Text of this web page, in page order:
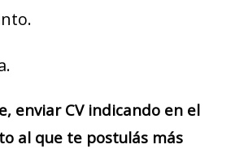
enviar CV indicando en el
al que te postulás más